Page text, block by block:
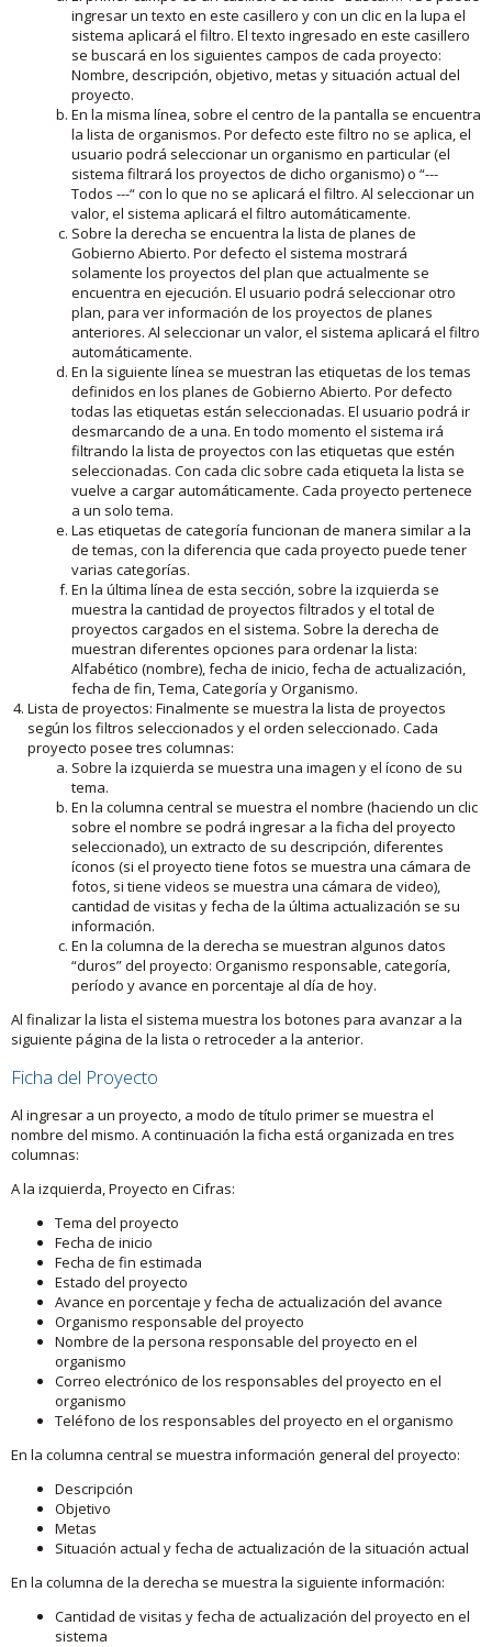
ingresar un texto en este casillero y con un clic en la lupa el
sistema aplicará el filtro. El texto ingresado en este casillero
se buscará en los siguientes campos de cada proyecto:
Nombre, descripción, objetivo, metas y situación actual del
proyecto.
En la misma línea, sobre el centro de la pantalla se encuentra
la lista de organismos. Por defecto este filtro no se aplica, el
usuario podrá seleccionar un organismo en particular (el
sistema filtrará los proyectos de dicho organismo) o “---
Todos ---“ con lo que no se aplicará el filtro. Al seleccionar un
valor, el sistema aplicará el filtro automáticamente.
Sobre la derecha se encuentra la lista de planes de
Gobierno Abierto. Por defecto el sistema mostrará
solamente los proyectos del plan que actualmente se
encuentra en ejecución. El usuario podrá seleccionar otro
plan, para ver información de los proyectos de planes
anteriores. Al seleccionar un valor, el sistema aplicará el filtro
automáticamente.
En la siguiente línea se muestran las etiquetas de los temas
definidos en los planes de Gobierno Abierto. Por defecto
todas las etiquetas están seleccionadas. El usuario podrá ir
desmarcando de a una. En todo momento el sistema irá
filtrando la lista de proyectos con las etiquetas que estén
seleccionadas. Con cada clic sobre cada etiqueta la lista se
vuelve a cargar automáticamente. Cada proyecto pertenece
a un solo tema.
Las etiquetas de categoría funcionan de manera similar a la
de temas, con la diferencia que cada proyecto puede tener
varias categorías.
En la última línea de esta sección, sobre la izquierda se
muestra la cantidad de proyectos filtrados y el total de
proyectos cargados en el sistema. Sobre la derecha de
muestran diferentes opciones para ordenar la lista:
Alfabético (nombre), fecha de inicio, fecha de actualización,
fecha de fin, Tema, Categoría y Organismo.
Lista de proyectos: Finalmente se muestra la lista de proyectos
según los filtros seleccionados y el orden seleccionado. Cada
proyecto posee tres columnas:
Sobre la izquierda se muestra una imagen y el ícono de su
tema.
En la columna central se muestra el nombre (haciendo un clic
sobre el nombre se podrá ingresar a la ficha del proyecto
seleccionado), un extracto de su descripción, diferentes
íconos (si el proyecto tiene fotos se muestra una cámara de
fotos, si tiene videos se muestra una cámara de video),
cantidad de visitas y fecha de la última actualización se su
información.
En la columna de la derecha se muestran algunos datos
“duros” del proyecto: Organismo responsable, categoría,
período y avance en porcentaje al día de hoy.
Al finalizar la lista el sistema muestra los botones para avanzar a la
siguiente página de la lista o retroceder a la anterior.
Ficha del Proyecto
Al ingresar a un proyecto, a modo de título primer se muestra el
nombre del mismo. A continuación la ficha está organizada en tres
columnas:
A la izquierda, Proyecto en Cifras:
Tema del proyecto
Fecha de inicio
Fecha de fin estimada
Estado del proyecto
Avance en porcentaje y fecha de actualización del avance
Organismo responsable del proyecto
Nombre de la persona responsable del proyecto en el
organismo
Correo electrónico de los responsables del proyecto en el
organismo
Teléfono de los responsables del proyecto en el organismo
En la columna central se muestra información general del proyecto:
Descripción
Objetivo
Metas
Situación actual y fecha de actualización de la situación actual
En la columna de la derecha se muestra la siguiente información:
Cantidad de visitas y fecha de actualización del proyecto en el
sistema